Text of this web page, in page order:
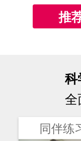
推
全
英语技